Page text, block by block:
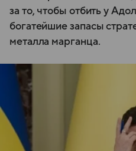
за то, чтобы отбить у
богатейшие запасы
металла марганца.